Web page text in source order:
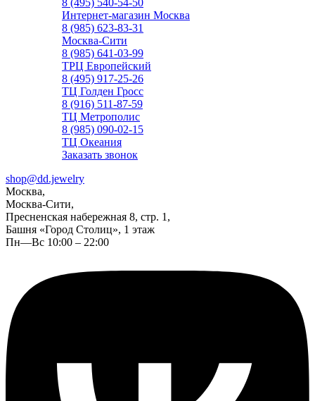
8 (495) 540-54-50
Интернет-магазин Москва
8 (985) 623-83-31
Москва-Сити
8 (985) 641-03-99
ТРЦ Европейский
8 (495) 917-25-26
ТЦ Голден Гросс
8 (916) 511-87-59
ТЦ Метрополис
8 (985) 090-02-15
ТЦ Океания
Заказать звонок
shop@dd.jewelry
Москва,
Москва-Сити,
Пресненская набережная 8, стр. 1,
Башня «Город Столиц», 1 этаж
Пн—Вс 10:00 – 22:00